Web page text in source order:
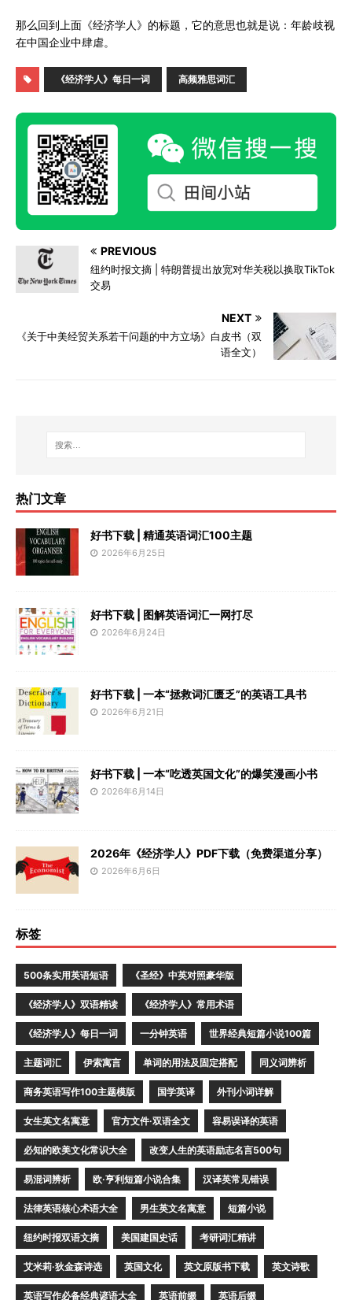
那么回到上面《经济学人》的标题，它的意思也就是说： 年龄歧视
在中国企业中肆虐。
《经济学人》每日一词 高频雅思词汇
PREVIOUS
纽约时报文摘 | 特朗普提出放宽对华关税以换取TikTok
交易
NEXT
《关于中美经贸关系若干问题的中方立场》白皮书（双
语全文）
热门文章
好书下载 | 精通英语词汇100主题
2026年6月25日
好书下载 | 图解英语词汇一网打尽
2026年6月24日
好书下载 | 一本“拯救词汇匮乏”的英语工具书
2026年6月21日
好书下载 | 一本“吃透英国文化”的爆笑漫画小书
2026年6月14日
2026年《经济学人》PDF下载（免费渠道分享）
2026年6月6日
标签
500条实用英语短语 《圣经》中英对照豪华版
《经济学人》双语精读 《经济学人》常用术语
《经济学人》每日一词 一分钟英语 世界经典短篇小说100篇
主题词汇 伊索寓言 单词的用法及固定搭配 同义词辨析
商务英语写作100主题模版 国学英译 外刊小词详解
女生英文名寓意 官方文件·双语全文 容易误译的英语
必知的欧美文化常识大全 改变人生的英语励志名言500句
易混词辨析 欧·亨利短篇小说合集 汉译英常见错误
法律英语核心术语大全 男生英文名寓意 短篇小说
纽约时报双语文摘 美国建国史话 考研词汇精讲
艾米莉·狄金森诗选 英国文化 英文原版书下载 英文诗歌
英语写作必备经典谚语大全 英语前缀 英语后缀